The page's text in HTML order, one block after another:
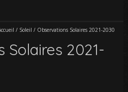
/ Soleil / Observations Solaires 2021-2030
Solaires 2021-